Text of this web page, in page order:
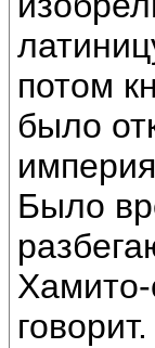
потом
было
Было